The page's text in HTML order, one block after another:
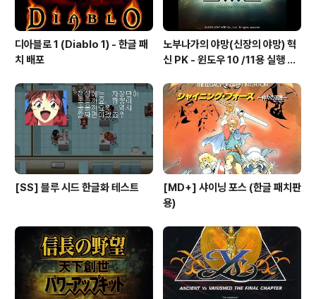
디아블로 1 (Diablo 1) - 한글 패
치 배포
노부나가의 야망(신장의 야망) 혁
신 PK - 윈도우 10 /11용 실행 파
[SS] 블루 시드 한글화 테스트
[MD+] 샤이닝 포스 (한글 패치판
용)